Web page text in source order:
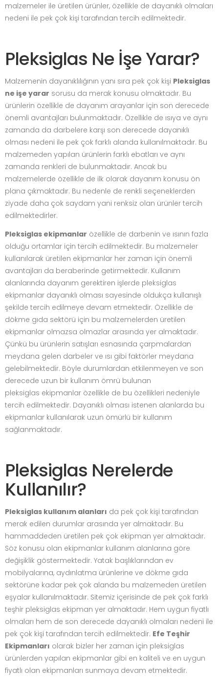
malzemeler ile üretilen ürünler, özellikle de dayanıklı olmaları
nedeni ile pek çok kişi tarafından tercih edilmektedir.
Pleksiglas Ne İşe Yarar?
Malzemenin dayanıklılığının yanı sıra pek çok kişi Pleksiglas
ne işe yarar sorusu da merak konusu olmaktadır. Bu
ürünlerin özellikle de dayanım arayanlar için son derecede
önemli avantajları bulunmaktadır. Özellikle de ısıya ve aynı
zamanda da darbelere karşı son derecede dayanıklı
olması nedeni ile pek çok farklı alanda kullanılmaktadır. Bu
malzemeden yapılan ürünlerin farklı ebatları ve aynı
zamanda renkleri de bulunmaktadır. Ancak bu
malzemelerde özellikle de ilk olarak dayanım konusu ön
plana çıkmaktadır. Bu nedenle de renkli seçeneklerden
ziyade daha çok saydam yani renksiz olan ürünler tercih
edilmektedirler.
Pleksiglas ekipmanlar özellikle de darbenin ve ısının fazla
olduğu ortamlar için tercih edilmektedir. Bu malzemeler
kullanılarak üretilen ekipmanlar her zaman için önemli
avantajları da beraberinde getirmektedir. Kullanım
alanlarında dayanım gerektiren işlerde pleksiglas
ekipmanlar dayanıklı olması sayesinde oldukça kullanışlı
şekilde tercih edilmeye devam etmektedir. Özellikle de
dökme gıda sektörü için bu malzemelerden üretilen
ekipmanlar olmazsa olmazlar arasında yer almaktadır.
Çünkü bu ürünlerin satışları esnasında çarpmalardan
meydana gelen darbeler ve ısı gibi faktörler meydana
gelebilmektedir. Böyle durumlardan etkilenmeyen ve son
derecede uzun bir kullanım ömrü bulunan
pleksiglas ekipmanlar özellikle de bu özellikleri nedeniyle
tercih edilmektedir. Dayanıklı olması istenen alanlarda bu
ekipmanlar kullanılarak uzun ömürlü bir kullanım
sağlanmaktadır.
Pleksiglas Nerelerde
Kullanılır?
Pleksiglas kullanım alanları da pek çok kişi tarafından
merak edilen durumlar arasında yer almaktadır. Bu
hammaddeden üretilen pek çok ekipman yer almaktadır.
Söz konusu olan ekipmanlar kullanım alanlarına göre
değişiklik göstermektedir. Yatak başlıklarından ev
mobilyalarına, aydınlatma ürünlerine ve dökme gıda
sektörüne kadar pek çok alanda bu malzemeden üretilen
eşyalar kullanılmaktadır. Sitemiz içerisinde de pek çok farklı
teşhir pleksiglas ekipman yer almaktadır. Hem uygun fiyatlı
olmaları hem de son derecede dayanıklı olmaları nedeni ile
pek çok kişi tarafından tercih edilmektedir. Efe Teşhir
Ekipmanları olarak bizler her zaman için pleksiglas
ürünlerden yapılan ekipmanlar gibi en kaliteli ve en uygun
fiyatlı olan ekipmanları sunmaya devam etmektedir.